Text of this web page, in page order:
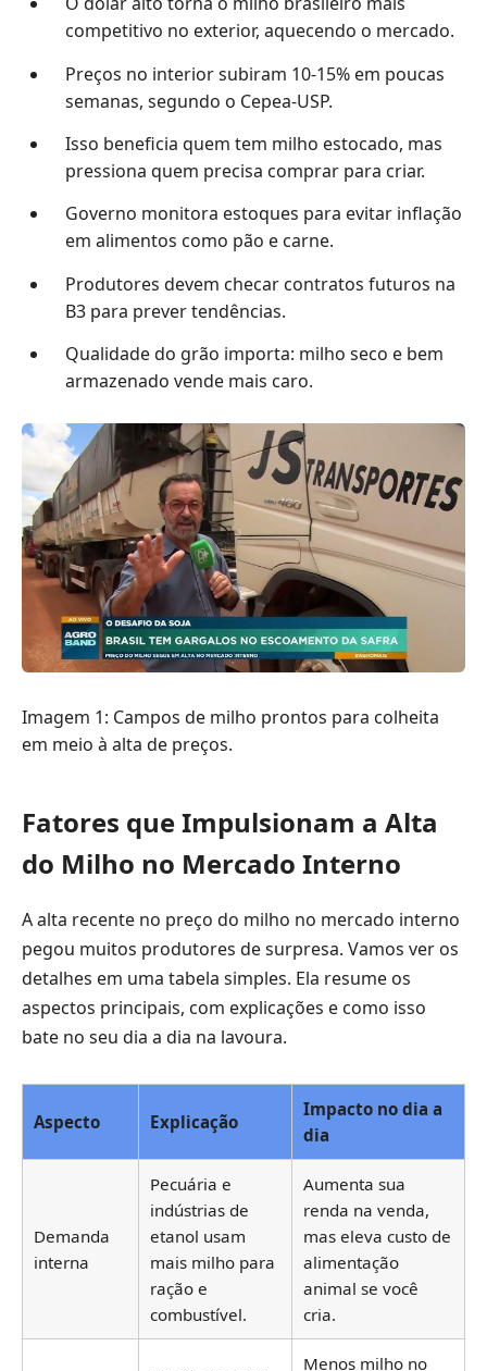
competitivo no exterior, aquecendo o mercado.
Preços no interior subiram 10-15% em poucas
semanas, segundo o Cepea-USP.
Isso beneficia quem tem milho estocado, mas
pressiona quem precisa comprar para criar.
Governo monitora estoques para evitar inflação
em alimentos como pão e carne.
Produtores devem checar contratos futuros na
B3 para prever tendências.
Qualidade do grão importa: milho seco e bem
armazenado vende mais caro.
Imagem 1: Campos de milho prontos para colheita
em meio à alta de preços.
Fatores que Impulsionam a Alta
do Milho no Mercado Interno
A alta recente no preço do milho no mercado interno
pegou muitos produtores de surpresa. Vamos ver os
detalhes em uma tabela simples. Ela resume os
aspectos principais, com explicações e como isso
bate no seu dia a dia na lavoura.
Aspecto Explicação
Impacto no dia a
dia
Demanda
interna
Pecuária e
indústrias de
etanol usam
mais milho para
ração e
combustível.
Aumenta sua
renda na venda,
mas eleva custo de
alimentação
animal se você
cria.
Menos milho no